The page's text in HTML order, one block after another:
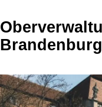
Oberverwaltungsgericht Berlin-
Brandenburg